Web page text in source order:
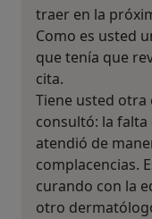
traer en la
Como es usted
que tenía que
cita.
Tiene usted
consultó: la
atendió de
complacencias.
curando con la
otro
¿Alguna
o chatbot
sobre un